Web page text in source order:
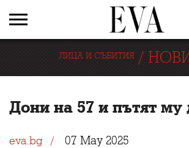
ЛИЦА И СЪБИТИЯ/
Дони на 57 и пътят му
eva.bg 07 May 2025